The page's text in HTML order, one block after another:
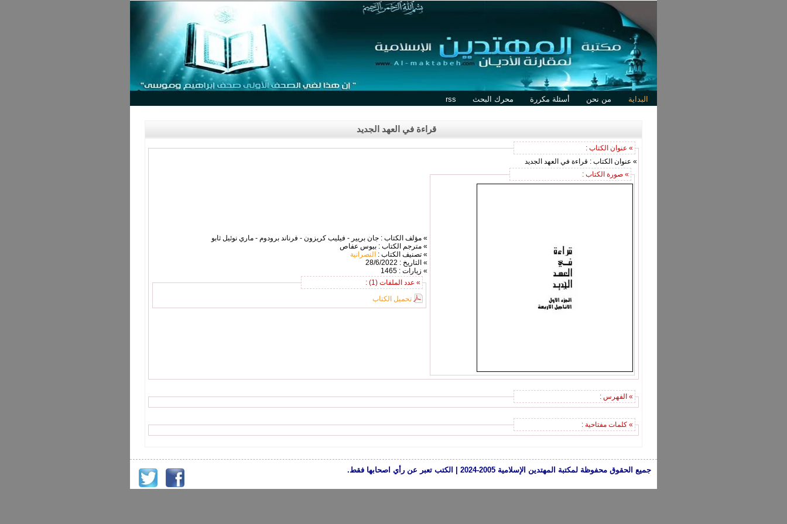
البداية من نحن أسئلة مكررة محرك البحث rss
قراءة في العهد الجديد
» عنوان الكتاب :
» عنوان الكتاب : قراءة في العهد الجديد
» صورة الكتاب :
» مؤلف الكتاب : جان بريير - فيليب كريزون - فرناند برودوم - ماري نوئيل ثابو
» مترجم الكتاب : بيوس عفاص
» تصنيف الكتاب : النصرانية
» التاريخ : 28/6/2022
» زيارات : 1465
» عدد الملفات (1) :
تحميل الكتاب
» الفهرس :
» كلمات مفتاحية :
جميع الحقوق محفوظة لمكتبة المهتدين الإسلامية 2005-2024 | الكتب تعبر عن رأي اصحابها فقط.